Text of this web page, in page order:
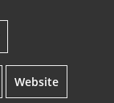
Website